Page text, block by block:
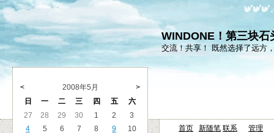
WINDONE！第三块
交流！共享！ 既然选择了远方
首页 新随笔 联系 管理
< 2008年5月
>
日
一 二 三 四 五
六
27
28 29 30 1 2
3
4
5 6 7 8 9
10